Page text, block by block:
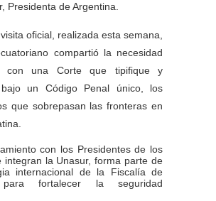
Presidenta de Argentina.
oficial, realizada esta semana,
compartió la necesidad
con una Corte que tipifique y
bajo un Código Penal único, los
que sobrepasan las fronteras en
con los Presidentes de los
integran la Unasur, forma parte de
internacional de la Fiscalía de
para fortalecer la seguridad